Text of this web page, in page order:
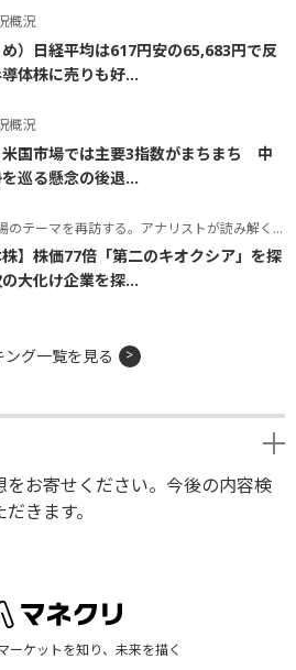
概況
め）日経平均は617円安の65,683円で反
体株に売りも好...
概況
米国市場では主要3指数がまちまち 中
巡る懸念の後退...
のテーマを再訪する。アナリストが読み解くテーマの本質
株】株価77倍「第二のキオクシア」を探
大化け企業を探...
ング一覧を見る
をお寄せください。今後の内容検
きます。
ーケットを知り、未来を描く